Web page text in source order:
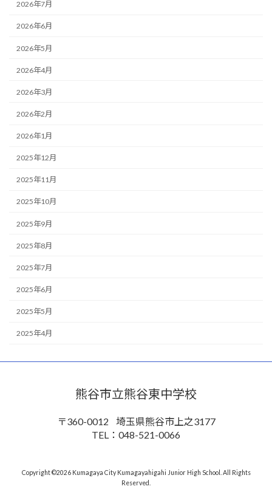
2026年7月
2026年6月
2026年5月
2026年4月
2026年3月
2026年2月
2026年1月
2025年12月
2025年11月
2025年10月
2025年9月
2025年8月
2025年7月
2025年6月
2025年5月
2025年4月
熊谷市立熊谷東中学校
〒360-0012
埼玉県熊谷市上之3177
TEL：048-521-0066
Copyright ©2026 Kumagaya City Kumagayahigahi Junior High School. All Rights
Reserved.